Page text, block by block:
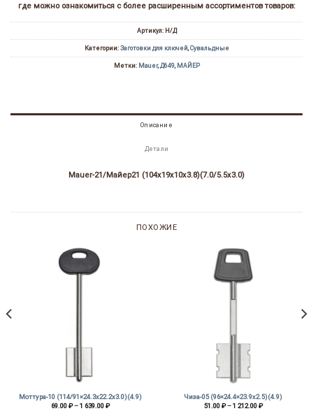
где можно ознакомиться с более расширенным ассортиментов товаров:
Артикул: Н/Д
Категории: Заготовки для ключей,Сувальдные
Метки: Mauer,Д649, МАЙЕР
Описание
Детали
Mauer-21/Майер21 (104х19х10х3.8)(7.0/5.5х3.0)
ПОХОЖИЕ
Моттура-10 (114/91×24.3х22.2х3.0)(4.9)
69.00₽ – 1 639.00₽Диапазон
Чиза-05 (96×24.4×23.9х2.5)(4.9)
51.00₽ – 1 212.00₽Диапазон